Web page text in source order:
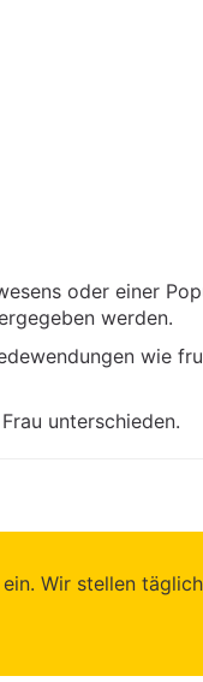
oder einer
werden.
wie
unterschieden.
Wir stellen